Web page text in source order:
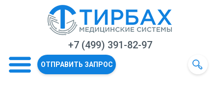
+7 (499) 391-82-97
ОТПРАВИТЬ ЗАПРОС